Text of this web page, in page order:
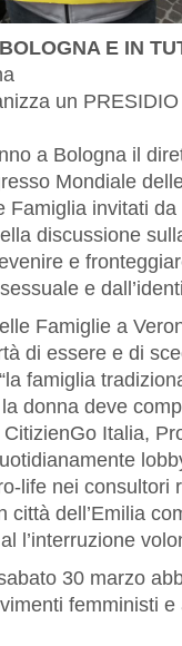
E IN
un
a Bologna il
Mondiale
Famiglia invitati
discussione
e
e
Famiglie a
di essere e di
famiglia
donna deve
Italia,
life nei consultori
città dell’Emilia
l’interruzione
30 marzo
femministi